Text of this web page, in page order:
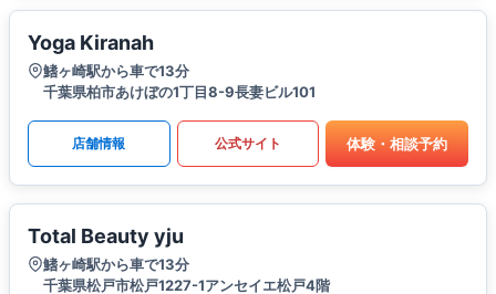
Yoga Kiranah
鰭ヶ崎駅から車で13分
千葉県柏市あけぼの1丁目8-9長妻ビル101
店舗情報 公式サイト 体験・相談予約
Total Beauty yju
鰭ヶ崎駅から車で13分
千葉県松戸市松戸1227-1アンセイエ松戸4階